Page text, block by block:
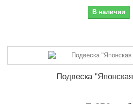
В наличии
Подвеска